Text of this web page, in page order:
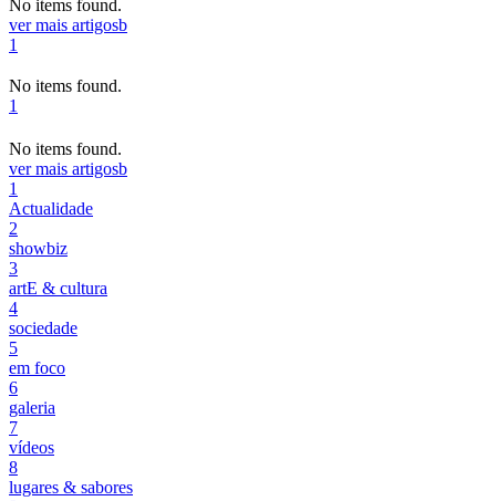
No items found.
ver mais artigosb
1
No items found.
1
No items found.
ver mais artigosb
1
Actualidade
2
showbiz
3
artE & cultura
4
sociedade
5
em foco
6
galeria
7
vídeos
8
lugares & sabores